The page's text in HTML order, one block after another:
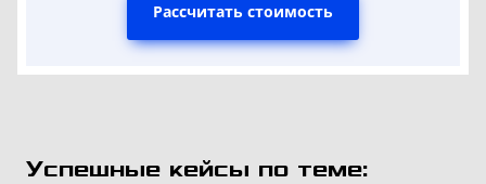
Рассчитать стоимость
Успешные кейсы по теме: